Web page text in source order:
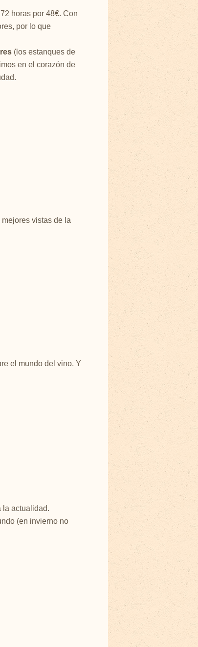
horas por 48€. Con
por lo que
(los estanques de
en el corazón de
vistas de la
el mundo del vino. Y
la actualidad.
(en invierno no